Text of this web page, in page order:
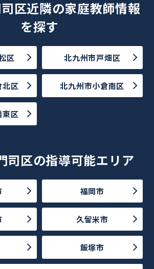
区近隣の家庭教師情報
を探す
区 北九州市戸畑区
北区 北九州市小倉南区
東区
司区の指導可能エリア
福岡市
久留米市
飯塚市